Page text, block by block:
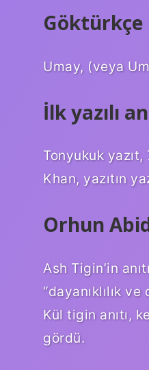
Göktürkçe
İlk yazılı
Tonyukuk
Khan, yazıtın
Orhun
Ash Tigin’in
“dayanıklılık
Kül tigin anıtı,
gördü.